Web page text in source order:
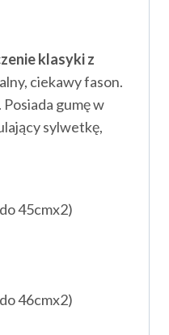
klasyki z
ciekawy fason.
gumę w
sylwetkę,
45cmx2)
46cmx2)